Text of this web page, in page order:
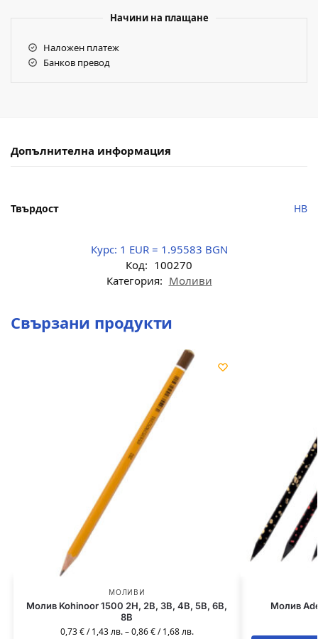
Начини на плащане
Наложен платеж
Банков превод
Допълнителна информация
Твърдост HB
Курс: 1 EUR = 1.95583 BGN
Код: 100270
Категория: Моливи
Свързани продукти
МОЛИВИ
Молив Kohinoor 1500 2H, 2B, 3B, 4B, 5B, 6B,
8B
0,73€/1,43лв.–0,86€/1,68лв.
Молив